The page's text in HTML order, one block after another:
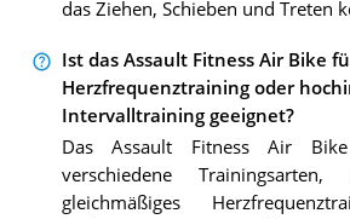
das Ziehen, Schieben und Treten
Ist das Assault Fitness Air Bike
Herzfrequenztraining oder
Intervalltraining geeignet?
Das Assault Fitness Air
verschiedene
gleichmäßiges